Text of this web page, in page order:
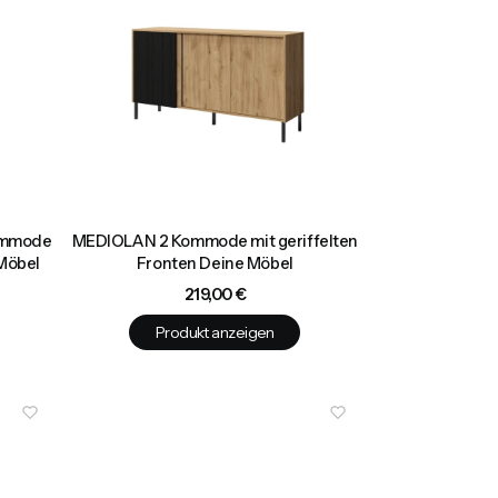
MEDIOLAN 2 Kommode mit geriffelten
Fronten Deine Möbel
Preis
219,00 €
Produkt anzeigen